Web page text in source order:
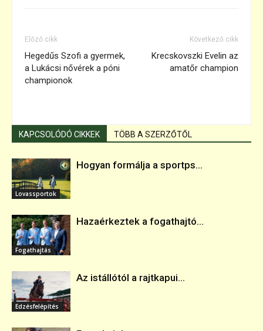
Előző cikk
Hegedűs Szofi a gyermek,
a Lukácsi nővérek a póni
championok
Következő cikk
Krecskovszki Evelin az
amatőr champion
KAPCSOLÓDÓ CIKKEK TÖBB A SZERZŐTŐL
Lovassportok
Hogyan formálja a sportps...
Fogathajtás
Hazaérkeztek a fogathajtó...
Edzésfelépítés
Az istállótól a rajtkapui...